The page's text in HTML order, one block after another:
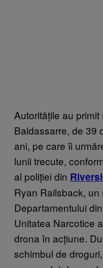
Autoritățile au
Baldassarre, de 39
ani, pe care îi
lunii trecute,
al poliției din
Ryan Railsback, un
Departamentului
Unitatea Narcotice
drona în acțiune.
schimbul de